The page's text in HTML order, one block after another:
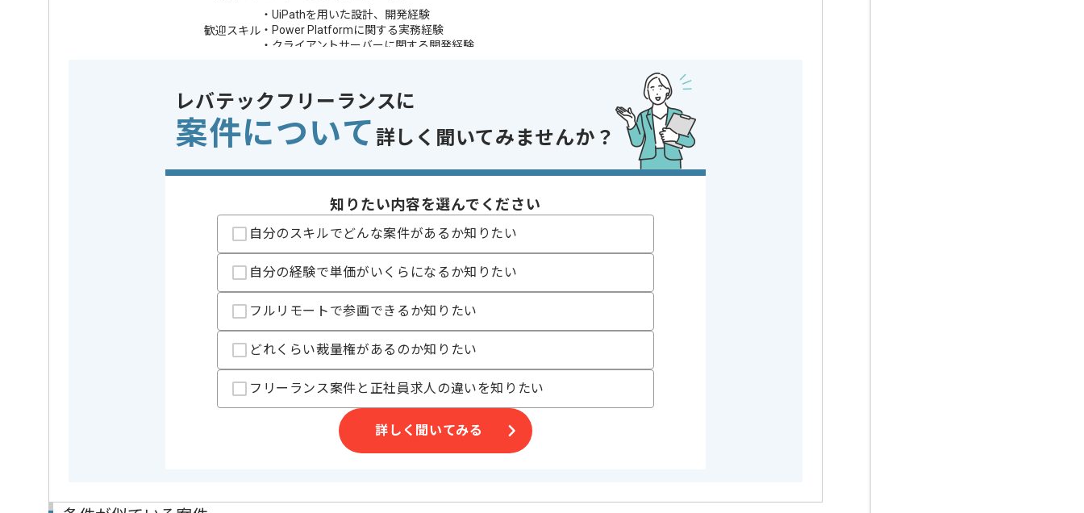
歓迎スキル
・UiPathを用いた設計、開発経験
・Power Platformに関する実務経験
・クライアントサーバーに関する開発経験
精算条件
有
精算基準時間
140時間〜180時間
支払いサイト
立ち上がり2週間ほどは週5常駐いただき、その後週2日リモートでの作業を想定しております。
※立ち上がり期間やリモート頻度は習熟度や状況に応じて変動いたします。
レバテックフリーランスに
案件について 詳しく聞いてみませんか？
知りたい内容を選んでください
自分のスキルでどんな案件があるか知りたい
自分の経験で単価がいくらになるか知りたい
フルリモートで参画できるか知りたい
どれくらい裁量権があるのか知りたい
フリーランス案件と正社員求人の違いを知りたい
詳しく聞いてみる